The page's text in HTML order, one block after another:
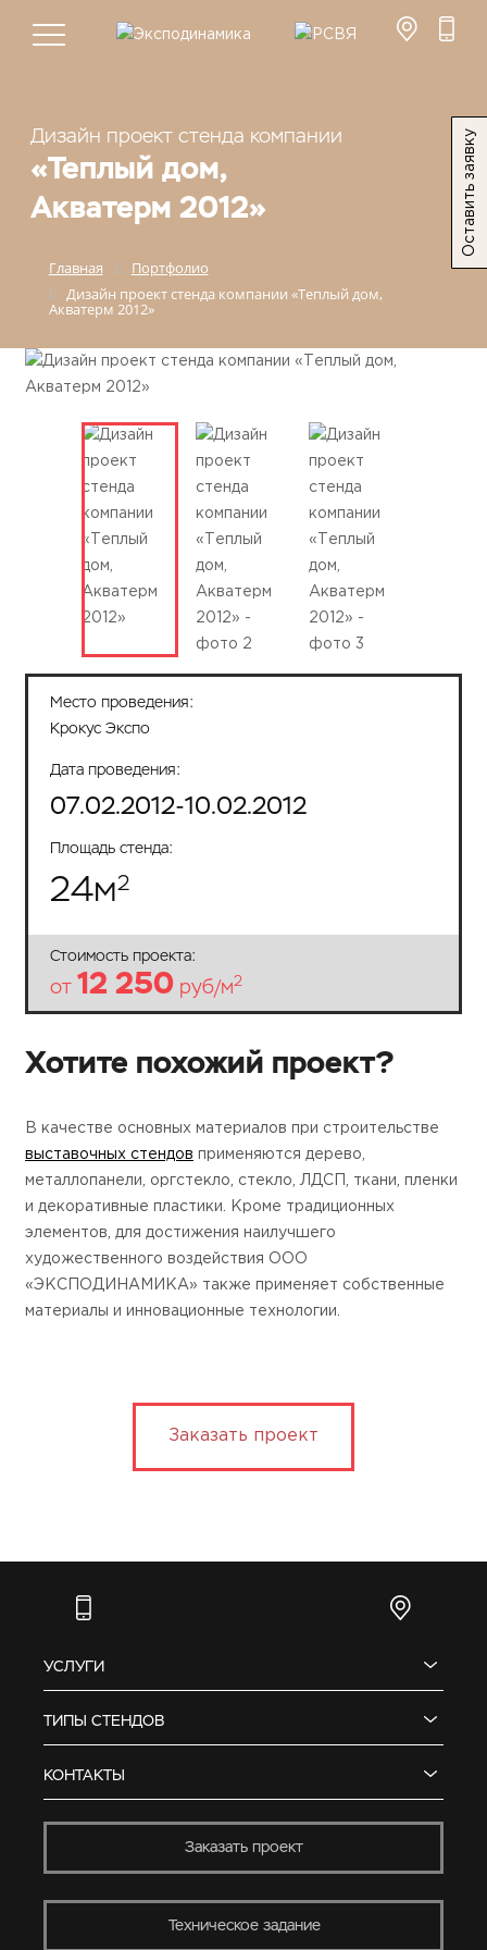
Главная
Портфолио
Дизайн проект стенда компании «Теплый дом,
Акватерм 2012»
Дизайн проект стенда компании
«Теплый дом,
Акватерм 2012»
Стоимость проекта:
от 12 250 руб/м2
Место проведения:
Крокус Экспо
Дата проведения:
07.02.2012-10.02.2012
Площадь стенда:
24м2
Хотите похожий проект?
В качестве основных материалов при строительстве
выставочных стендов применяются дерево,
металлопанели, оргстекло, стекло, ЛДСП, ткани, пленки
и декоративные пластики. Кроме традиционных
элементов, для достижения наилучшего
художественного воздействия ООО
«ЭКСПОДИНАМИКА» также применяет собственные
материалы и инновационные технологии.
Заказать проект
УСЛУГИ
ТИПЫ СТЕНДОВ
КОНТАКТЫ
Заказать проект
Техническое задание
Оставить заявку